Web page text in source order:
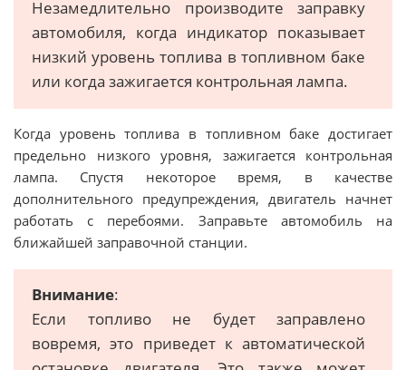
Незамедлительно производите заправку
автомобиля, когда индикатор показывает
низкий уровень топлива в топливном баке
или когда зажигается контрольная лампа.
Когда уровень топлива в топливном баке достигает
предельно низкого уровня, зажигается контрольная
лампа. Спустя некоторое время, в качестве
дополнительного предупреждения, двигатель начнет
работать с перебоями. Заправьте автомобиль на
ближайшей заправочной станции.
Внимание:
Если топливо не будет заправлено
вовремя, это приведет к автоматической